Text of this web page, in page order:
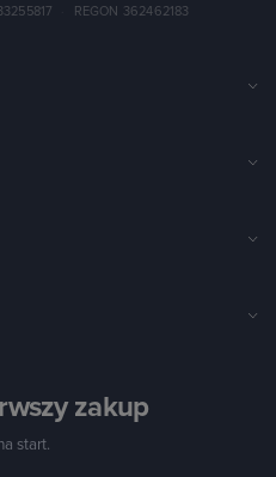
REGON 362462183
zakup
start.